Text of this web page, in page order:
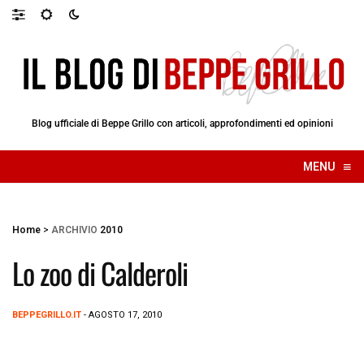
Blog ufficiale di Beppe Grillo con articoli, approfondimenti ed opinioni
MENU ≡
☰
Home > ARCHIVIO 2010
Lo zoo di Calderoli
BEPPEGRILLO.IT - AGOSTO 17, 2010